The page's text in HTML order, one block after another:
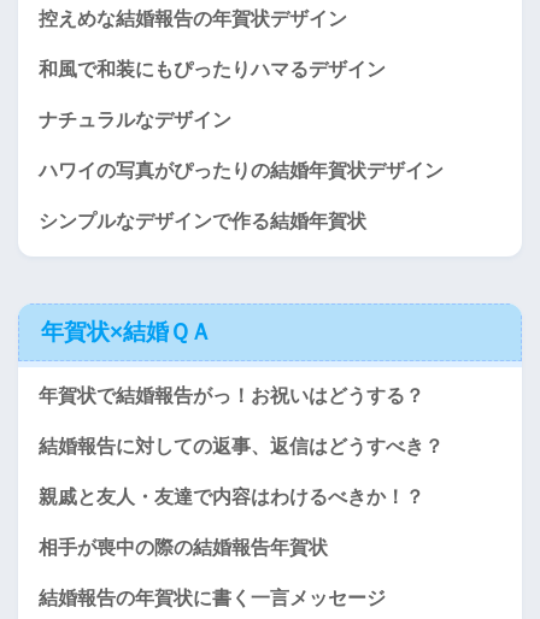
控えめな結婚報告の年賀状デザイン
和風で和装にもぴったりハマるデザイン
ナチュラルなデザイン
ハワイの写真がぴったりの結婚年賀状デザイン
シンプルなデザインで作る結婚年賀状
年賀状×結婚ＱＡ
年賀状で結婚報告がっ！お祝いはどうする？
結婚報告に対しての返事、返信はどうすべき？
親戚と友人・友達で内容はわけるべきか！？
相手が喪中の際の結婚報告年賀状
結婚報告の年賀状に書く一言メッセージ